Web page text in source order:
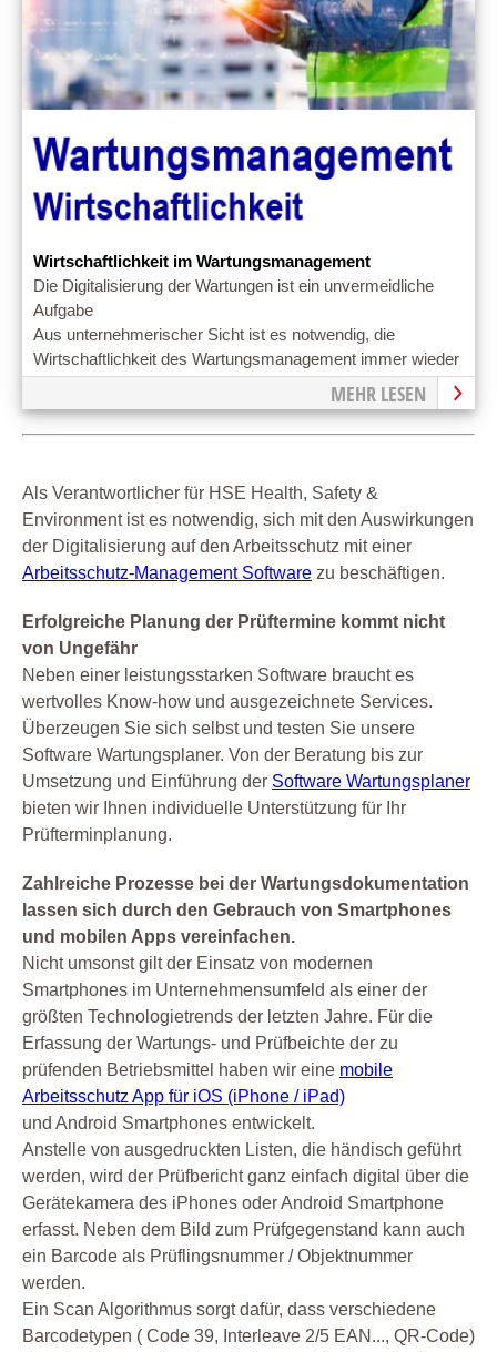
Wirtschaftlichkeit im Wartungsmanagement
Die Digitalisierung der Wartungen ist ein unvermeidliche
Aufgabe
Aus unternehmerischer Sicht ist es notwendig, die
Wirtschaftlichkeit des Wartungsmanagement immer wieder
MEHR LESEN
Als Verantwortlicher für HSE Health, Safety &
Environment ist es notwendig, sich mit den Auswirkungen
der Digitalisierung auf den Arbeitsschutz mit einer
Arbeitsschutz-Management Software zu beschäftigen.
Erfolgreiche Planung der Prüftermine kommt nicht
von Ungefähr
Neben einer leistungsstarken Software braucht es
wertvolles Know-how und ausgezeichnete Services.
Überzeugen Sie sich selbst und testen Sie unsere
Software Wartungsplaner. Von der Beratung bis zur
Umsetzung und Einführung der Software Wartungsplaner
bieten wir Ihnen individuelle Unterstützung für Ihr
Prüfterminplanung.
Zahlreiche Prozesse bei der Wartungsdokumentation
lassen sich durch den Gebrauch von Smartphones
und mobilen Apps vereinfachen.
Nicht umsonst gilt der Einsatz von modernen
Smartphones im Unternehmensumfeld als einer der
größten Technologietrends der letzten Jahre. Für die
Erfassung der Wartungs- und Prüfbeichte der zu
prüfenden Betriebsmittel haben wir eine mobile
Arbeitsschutz App für iOS (iPhone / iPad)
und Android Smartphones entwickelt.
Anstelle von ausgedruckten Listen, die händisch geführt
werden, wird der Prüfbericht ganz einfach digital über die
Gerätekamera des iPhones oder Android Smartphone
erfasst. Neben dem Bild zum Prüfgegenstand kann auch
ein Barcode als Prüflingsnummer / Objektnummer
werden.
Ein Scan Algorithmus sorgt dafür, dass verschiedene
Barcodetypen ( Code 39, Interleave 2/5 EAN..., QR-Code)